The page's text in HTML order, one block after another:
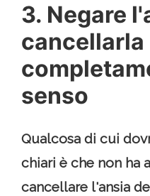
3. Negare
cancellarla
senso
Qualcosa di cui
chiari è che non ha
cancellare l'ansia